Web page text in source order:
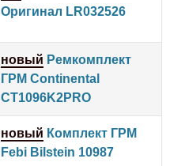
Оригинал LR032526
новый Ремкомплект
ГРМ Continental
CT1096K2PRO
новый Комплект ГРМ
Febi Bilstein 10987